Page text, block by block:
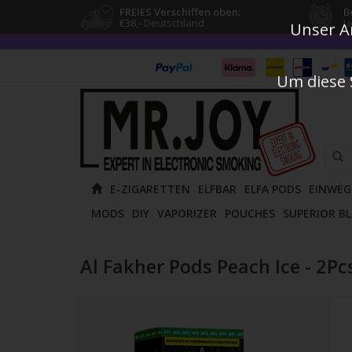
FREIES Verschiffen oben:
€38,- Deutschland
die
Pfeile
und
E-ZIGARETTEN ELFBAR ELFA PODS
MODS DIY VAPORIZER POUCHES SUPERIOR
Al Fakher Pods Peach Ice -
Unser
Um diese